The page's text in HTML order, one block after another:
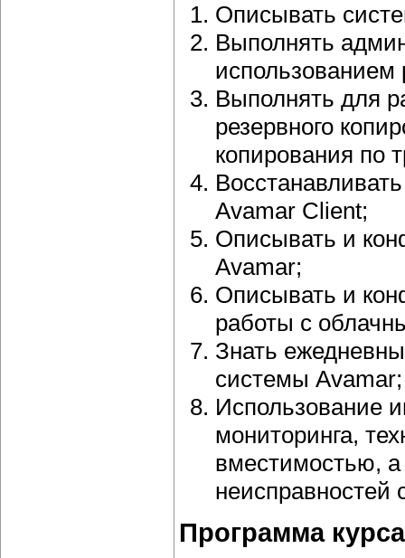
Описывать
Выполнять
Выполнять для
резервного
копирования по
Avamar Client;
Описывать и
Avamar;
Описывать и
работы с
Знать
системы Avamar;
Использование
мониторинга,
вместимостью, а
неисправностей
Программа курса